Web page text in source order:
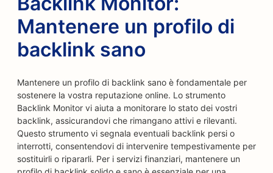
Mantenere un profilo di
backlink sano
Mantenere un profilo di backlink sano è fondamentale per
sostenere la vostra reputazione online. Lo strumento
Backlink Monitor vi aiuta a monitorare lo stato dei vostri
backlink, assicurandovi che rimangano attivi e rilevanti.
Questo strumento vi segnala eventuali backlink persi o
interrotti, consentendovi di intervenire tempestivamente per
sostituirli o ripararli. Per i servizi finanziari, mantenere un